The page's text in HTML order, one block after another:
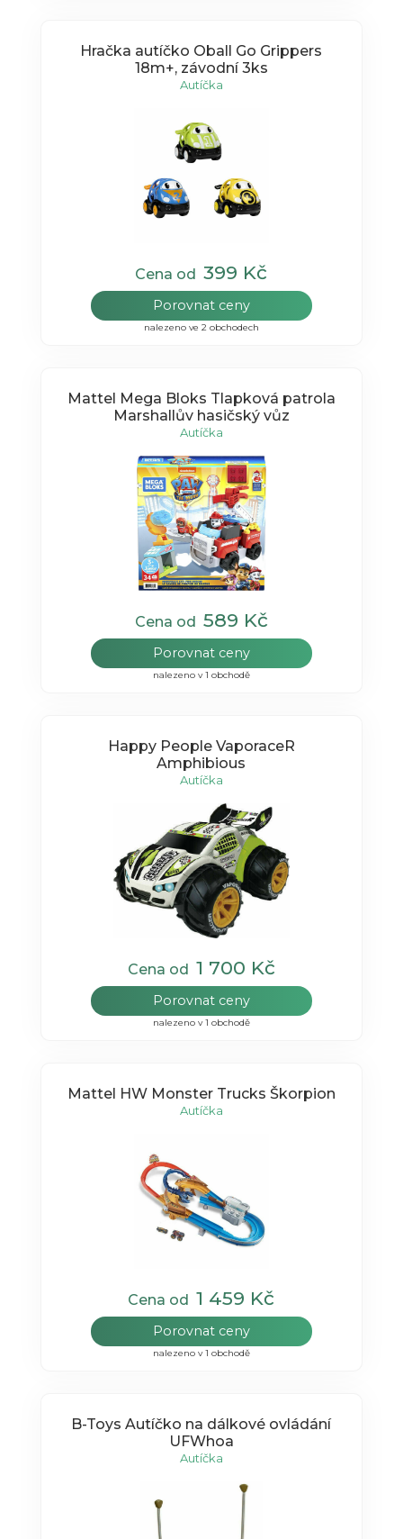
Hračka autíčko Oball Go Grippers
18m+, závodní 3ks
Autíčka
Cena od399 Kč
Porovnat ceny
nalezeno ve 2 obchodech
Mattel Mega Bloks Tlapková patrola
Marshallův hasičský vůz
Autíčka
Cena od 589 Kč
Porovnat ceny
nalezeno v 1 obchodě
Happy People VaporaceR
Amphibious
Autíčka
Cena od 1 700 Kč
Porovnat ceny
nalezeno v 1 obchodě
Mattel HW Monster Trucks Škorpion
Autíčka
Cena od1 459 Kč
Porovnat ceny
nalezeno v 1 obchodě
B-Toys Autíčko na dálkové ovládání
UFWhoa
Autíčka